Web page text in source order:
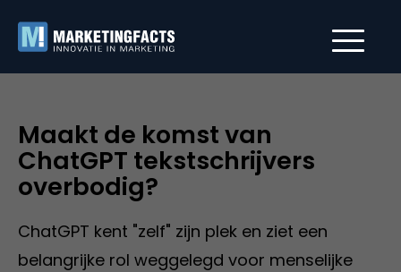
Maakt de komst van
ChatGPT tekstschrijvers
overbodig?
ChatGPT kent "zelf" zijn plek en ziet een
belangrijke rol weggelegd voor menselijke